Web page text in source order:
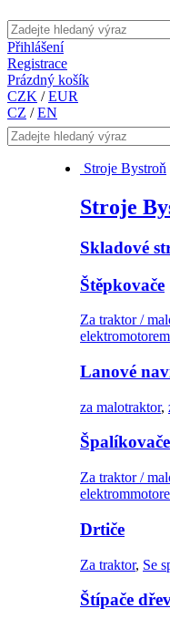
Přihlášení
Registrace
Prázdný košík
CZK /EUR
CZ /EN
Stroje Bystroň
Stroje
Skladové
Štěpkovače
Za traktor /
elektromotorem
Lanové
za malotraktor,
Špalíkovače
Za traktor /
Drtiče
Za traktor, Se
Štípače